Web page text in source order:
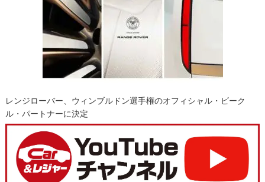
レンジローバー、ウィンブルドン選手権のオフィシャル・ビーク
ル・パートナーに決定